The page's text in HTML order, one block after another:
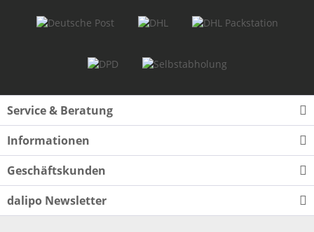
Service & Beratung
Informationen
Geschäftskunden
dalipo Newsletter